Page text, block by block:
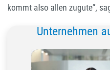
kommt also allen zugute“,
Unternehmen